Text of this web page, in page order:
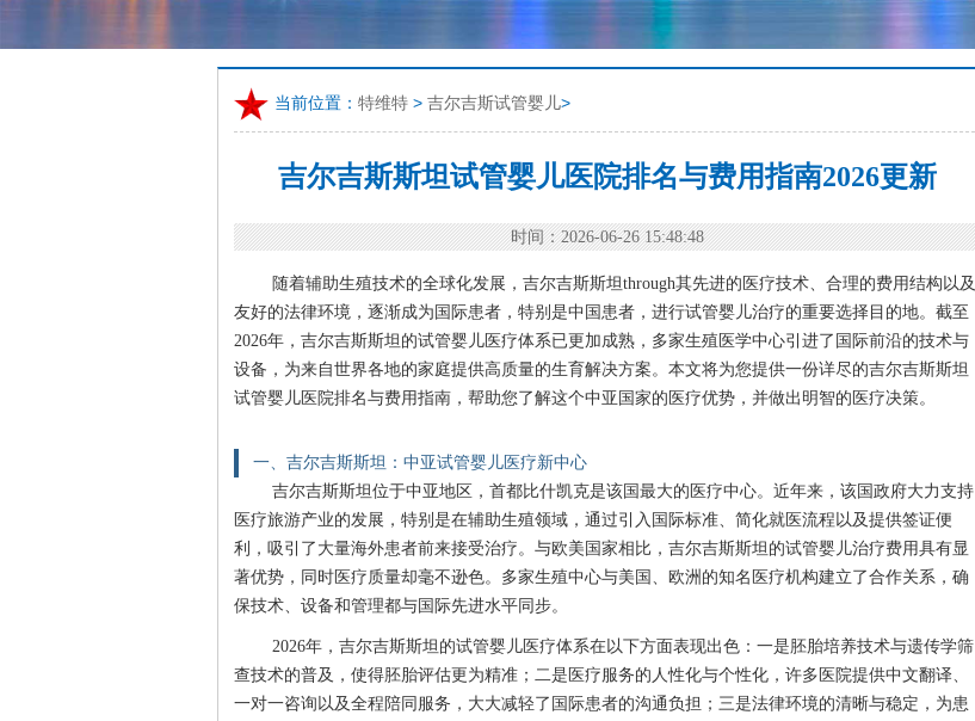
当前位置： 特维特 > 吉尔吉斯试管婴儿>
吉尔吉斯斯坦试管婴儿医院排名与费用指南2026更新
时间：2026-06-26 15:48:48
随着辅助生殖技术的全球化发展，吉尔吉斯斯坦through其先进的医疗技术、合理的费用结构以及
友好的法律环境，逐渐成为国际患者，特别是中国患者，进行试管婴儿治疗的重要选择目的地。截至
2026年，吉尔吉斯斯坦的试管婴儿医疗体系已更加成熟，多家生殖医学中心引进了国际前沿的技术与
设备，为来自世界各地的家庭提供高质量的生育解决方案。本文将为您提供一份详尽的吉尔吉斯斯坦
试管婴儿医院排名与费用指南，帮助您了解这个中亚国家的医疗优势，并做出明智的医疗决策。
一、吉尔吉斯斯坦：中亚试管婴儿医疗新中心
吉尔吉斯斯坦位于中亚地区，首都比什凯克是该国最大的医疗中心。近年来，该国政府大力支持
医疗旅游产业的发展，特别是在辅助生殖领域，通过引入国际标准、简化就医流程以及提供签证便
利，吸引了大量海外患者前来接受治疗。与欧美国家相比，吉尔吉斯斯坦的试管婴儿治疗费用具有显
著优势，同时医疗质量却毫不逊色。多家生殖中心与美国、欧洲的知名医疗机构建立了合作关系，确
保技术、设备和管理都与国际先进水平同步。
2026年，吉尔吉斯斯坦的试管婴儿医疗体系在以下方面表现出色：一是胚胎培养技术与遗传学筛
查技术的普及，使得胚胎评估更为精准；二是医疗服务的人性化与个性化，许多医院提供中文翻译、
一对一咨询以及全程陪同服务，大大减轻了国际患者的沟通负担；三是法律环境的清晰与稳定，为患